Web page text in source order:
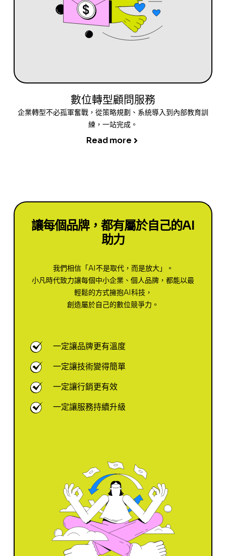
數位轉型顧問服務
企業轉型不必孤軍奮戰，從策略規劃、系統導入到內部教育訓
練，一站完成。
Read more
讓每個品牌，都有屬於自己的AI
助力
我們相信「AI不是取代，而是放大」。
小凡時代致力讓每個中小企業、個人品牌，都能以最
輕鬆的方式擁抱AI科技，
創造屬於自己的數位競爭力。
一定讓品牌更有溫度
一定讓技術變得簡單
一定讓行銷更有效
一定讓服務持續升級